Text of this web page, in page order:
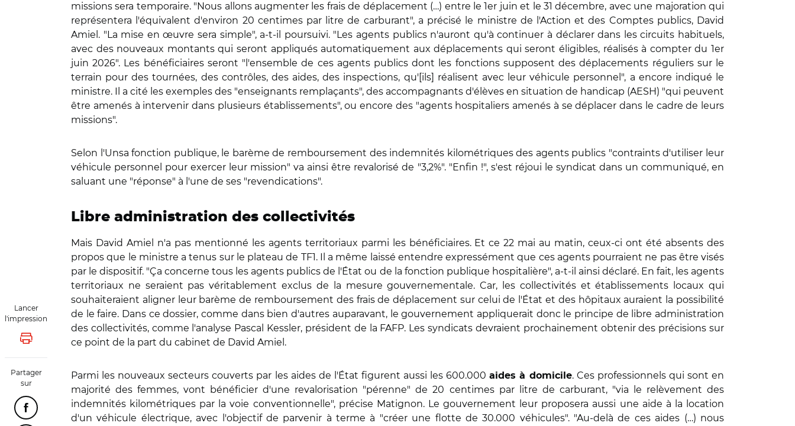
Lancer
l'impression
Lancer l'impression
Partager
sur
Partager cette page sur Facebook
missions sera temporaire. "Nous allons augmenter les frais de déplacement (…) entre le 1er juin et le 31 décembre, avec une majoration qui
représentera l'équivalent d'environ 20 centimes par litre de carburant", a précisé le ministre de l'Action et des Comptes publics, David
Amiel. "La mise en œuvre sera simple", a-t-il poursuivi. "Les agents publics n'auront qu'à continuer à déclarer dans les circuits habituels,
avec des nouveaux montants qui seront appliqués automatiquement aux déplacements qui seront éligibles, réalisés à compter du 1er
juin 2026". Les bénéficiaires seront "l'ensemble de ces agents publics dont les fonctions supposent des déplacements réguliers sur le
terrain pour des tournées, des contrôles, des aides, des inspections, qu'[ils] réalisent avec leur véhicule personnel", a encore indiqué le
ministre. Il a cité les exemples des "enseignants remplaçants", des accompagnants d'élèves en situation de handicap (AESH) "qui peuvent
être amenés à intervenir dans plusieurs établissements", ou encore des "agents hospitaliers amenés à se déplacer dans le cadre de leurs
missions".
Selon l'Unsa fonction publique, le barème de remboursement des indemnités kilométriques des agents publics "contraints d'utiliser leur
véhicule personnel pour exercer leur mission" va ainsi être revalorisé de "3,2%". "Enfin !", s'est réjoui le syndicat dans un communiqué, en
saluant une "réponse" à l'une de ses "revendications".
Libre administration des collectivités
Mais David Amiel n'a pas mentionné les agents territoriaux parmi les bénéficiaires. Et ce 22 mai au matin, ceux-ci ont été absents des
propos que le ministre a tenus sur le plateau de TF1. Il a même laissé entendre expressément que ces agents pourraient ne pas être visés
par le dispositif. "Ça concerne tous les agents publics de l'État ou de la fonction publique hospitalière", a-t-il ainsi déclaré. En fait, les agents
territoriaux ne seraient pas véritablement exclus de la mesure gouvernementale. Car, les collectivités et établissements locaux qui
souhaiteraient aligner leur barème de remboursement des frais de déplacement sur celui de l'État et des hôpitaux auraient la possibilité
de le faire. Dans ce dossier, comme dans bien d'autres auparavant, le gouvernement appliquerait donc le principe de libre administration
des collectivités, comme l'analyse Pascal Kessler, président de la FAFP. Les syndicats devraient prochainement obtenir des précisions sur
ce point de la part du cabinet de David Amiel.
Parmi les nouveaux secteurs couverts par les aides de l'État figurent aussi les 600.000aides à domicile. Ces professionnels qui sont en
majorité des femmes, vont bénéficier d'une revalorisation "pérenne" de 20 centimes par litre de carburant, "via le relèvement des
indemnités kilométriques par la voie conventionnelle", précise Matignon. Le gouvernement leur proposera aussi une aide à la location
d'un véhicule électrique, avec l'objectif de parvenir à terme à "créer une flotte de 30.000 véhicules". "Au-delà de ces aides (…) nous